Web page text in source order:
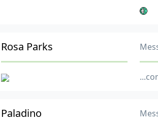
Rosa Parks
Paladino